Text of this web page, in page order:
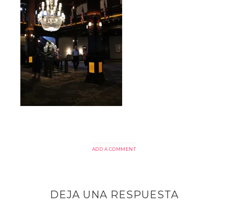
ADD A COMMENT
DEJA UNA RESPUESTA